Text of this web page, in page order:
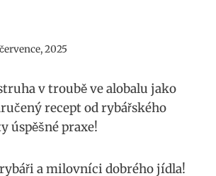
2025
​v troubě​ ve‍ alobalu ⁢jako
recept od rybářského
úspěšné praxe!
a⁢ milovníci dobrého jídla!⁢